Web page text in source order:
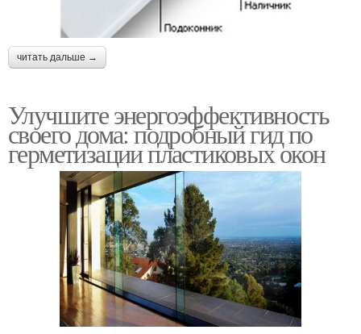
читать дальше →
Улучшите энергоэффективность
своего дома: подробный гид по
герметизации пластиковых окон